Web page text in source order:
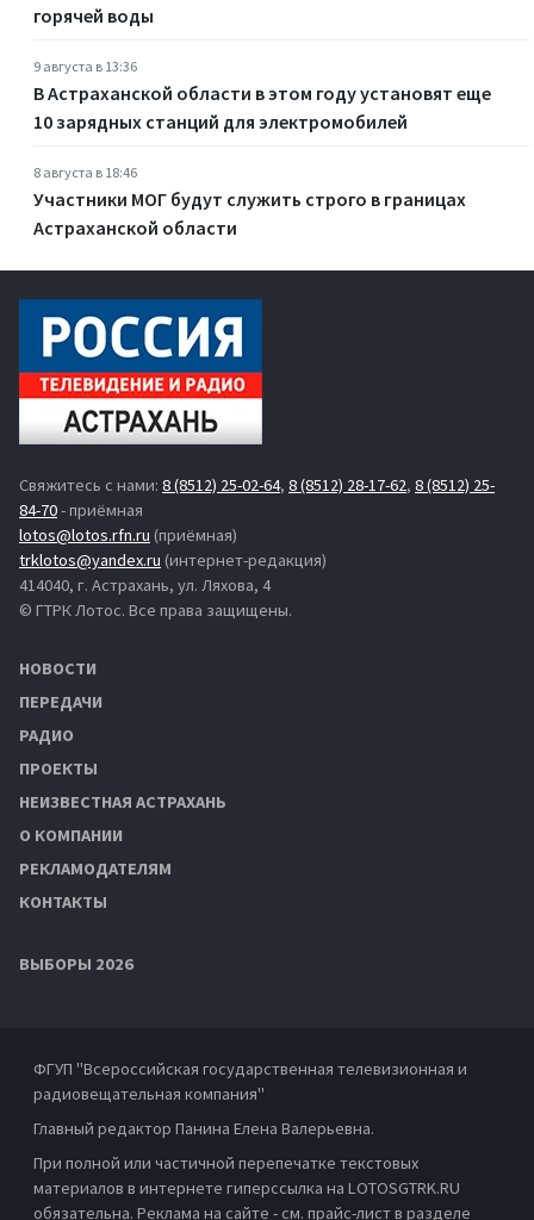
горячей воды
9 августа в 13:36
В Астраханской области в этом году установят еще
10 зарядных станций для электромобилей
8 августа в 18:46
Участники МОГ будут служить строго в границах
Астраханской области
Свяжитесь с нами: 8 (8512) 25-02-64, 8 (8512) 28-17-62, 8 (8512) 25-
84-70- приёмная
lotos@lotos.rfn.ru (приёмная)
trklotos@yandex.ru (интернет-редакция)
414040, г. Астрахань, ул. Ляхова, 4
© ГТРК Лотос. Все права защищены.
НОВОСТИ
ПЕРЕДАЧИ
РАДИО
ПРОЕКТЫ
НЕИЗВЕСТНАЯ АСТРАХАНЬ
О КОМПАНИИ
РЕКЛАМОДАТЕЛЯМ
КОНТАКТЫ
ВЫБОРЫ 2026
ФГУП "Всероссийская государственная телевизионная и
радиовещательная компания"
Главный редактор Панина Елена Валерьевна.
При полной или частичной перепечатке текстовых
материалов в интернете гиперссылка на LOTOSGTRK.RU
обязательна. Реклама на сайте - см. прайс-лист в разделе